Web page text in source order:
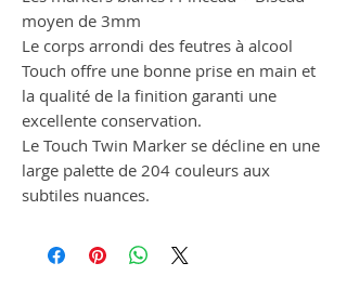
moyen de 3mm
Le corps arrondi des feutres à alcool
Touch offre une bonne prise en main et
la qualité de la finition garanti une
excellente conservation.
Le Touch Twin Marker se décline en une
large palette de 204 couleurs aux
subtiles nuances.